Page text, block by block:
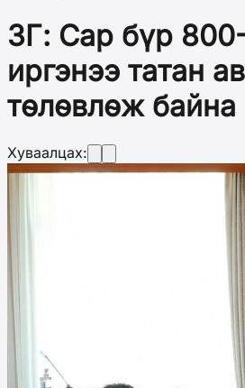
ЗГ: Сар бүр
иргэнээ татан
төлөвлөж байна
Хуваалцах: